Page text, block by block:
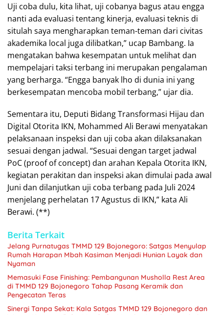
Uji coba dulu, kita lihat, uji cobanya bagus atau engga
nanti ada evaluasi tentang kinerja, evaluasi teknis di
situlah saya mengharapkan teman-teman dari civitas
akademika local juga dilibatkan,” ucap Bambang. Ia
mengatakan bahwa kesempatan untuk melihat dan
mempelajari taksi terbang ini merupakan pengalaman
yang berharga. “Engga banyak lho di dunia ini yang
berkesempatan mencoba mobil terbang,” ujar dia.
Sementara itu, Deputi Bidang Transformasi Hijau dan
Digital Otorita IKN, Mohammed Ali Berawi menyatakan
pelaksanaan inspeksi dan uji coba akan dilaksanakan
sesuai dengan jadwal. “Sesuai dengan target jadwal
PoC (proof of concept) dan arahan Kepala Otorita IKN,
kegiatan perakitan dan inspeksi akan dimulai pada awal
Juni dan dilanjutkan uji coba terbang pada Juli 2024
menjelang perhelatan 17 Agustus di IKN,” kata Ali
Berawi. (**)
Berita Terkait
Jelang Purnatugas TMMD 129 Bojonegoro: Satgas Menyulap
Rumah Harapan Mbah Kasiman Menjadi Hunian Layak dan
Nyaman
Memasuki Fase Finishing: Pembangunan Musholla Rest Area
di TMMD 129 Bojonegoro Tahap Pasang Keramik dan
Pengecatan Teras
Sinergi Tanpa Sekat: Kala Satgas TMMD 129 Bojonegoro dan